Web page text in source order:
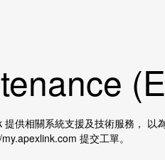
供相關系統支援及技術服務， 以
提交工單。